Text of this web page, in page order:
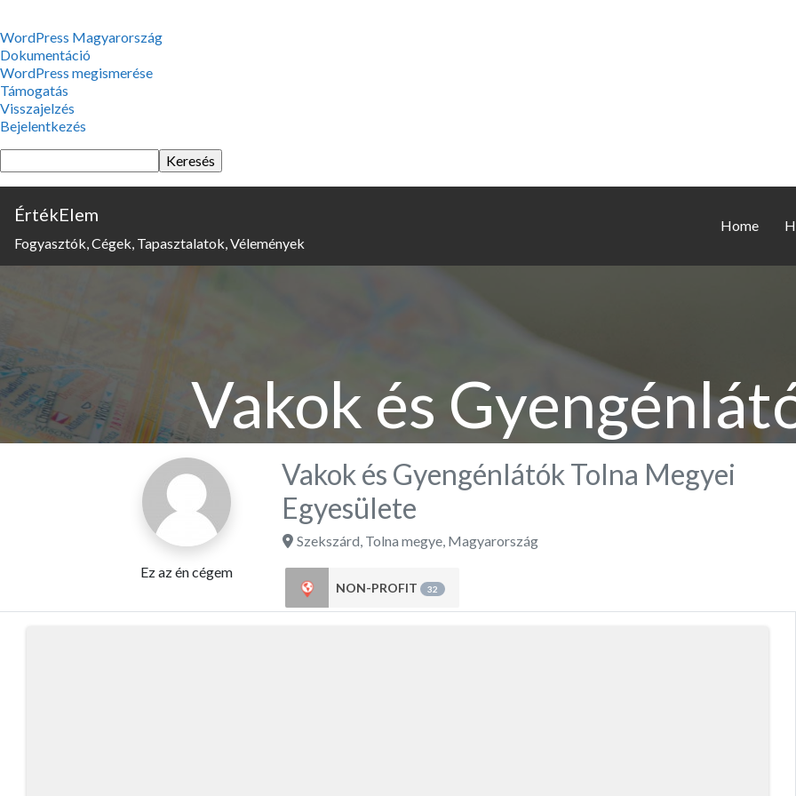
WordPress,
a
csodás
WordPress Magyarország
Dokumentáció
WordPress megismerése
Támogatás
Visszajelzés
Bejelentkezés
Keresés
ÉrtékElem
Fogyasztók, Cégek, Tapasztalatok, Vélemények
Home
Vakok és
Megyei
Ez az én cégem
Vakok és Gyengénlátók Tolna Megyei
Egyesülete
Szekszárd, Tolna megye, Magyarország
NON-PROFIT 32